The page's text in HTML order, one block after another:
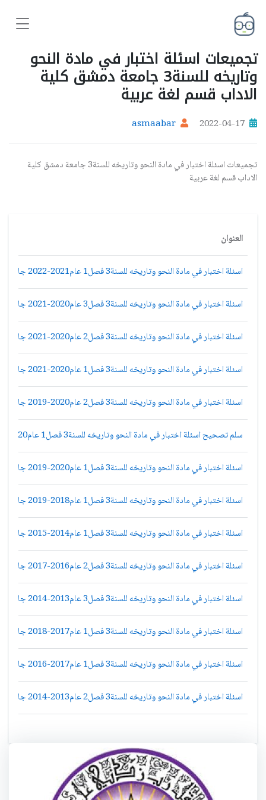
تجميعات اسئلة اختبار في مادة النحو
وتاريخه للسنة3 جامعة دمشق كلية
الاداب قسم لغة عربية
2022-04-17
asmaabar
تجميعات اسئلة اختبار في مادة النحو وتاريخه للسنة3 جامعة دمشق كلية
الاداب قسم لغة عربية
العنوان
اسئلة اختبار في مادة النحو وتاريخه للسنة3 فصل1 عام2021-2022 جامعة دمشق كلية الاداب قسم لغة عربية
اسئلة اختبار في مادة النحو وتاريخه للسنة3 فصل3 عام2020-2021 جامعة دمشق كلية الاداب قسم لغة عربية
اسئلة اختبار في مادة النحو وتاريخه للسنة3 فصل2 عام2020-2021 جامعة دمشق كلية الاداب قسم لغة عربية
اسئلة اختبار في مادة النحو وتاريخه للسنة3 فصل1 عام2020-2021 جامعة دمشق كلية الاداب قسم لغة عربية
اسئلة اختبار في مادة النحو وتاريخه للسنة3 فصل2 عام2020-2019 جامعة دمشق كلية الاداب قسم لغة عربية
سلم تصحيح اسئلة اختبار في مادة النحو وتاريخه للسنة3 فصل1 عام2020-2019 جامعة دمشق كلية الاداب قسم لغة عربية
اسئلة اختبار في مادة النحو وتاريخه للسنة3 فصل1 عام2020-2019 جامعة دمشق كلية الاداب قسم لغة عربية
اسئلة اختبار في مادة النحو وتاريخه للسنة3 فصل1 عام2018-2019 جامعة دمشق كلية الاداب قسم لغة عربية
اسئلة اختبار في مادة النحو وتاريخه للسنة3 فصل1 عام2014-2015 جامعة دمشق كلية الاداب قسم لغة عربية
اسئلة اختبار في مادة النحو وتاريخه للسنة3 فصل2 عام2016-2017 جامعة دمشق كلية الاداب قسم لغة عربية
اسئلة اختبار في مادة النحو وتاريخه للسنة3 فصل3 عام2013-2014 جامعة دمشق كلية الاداب قسم لغة عربية
اسئلة اختبار في مادة النحو وتاريخه للسنة3 فصل1 عام2017-2018 جامعة دمشق كلية الاداب قسم لغة عربية
اسئلة اختبار في مادة النحو وتاريخه للسنة3 فصل1 عام2017-2016 جامعة دمشق كلية الاداب قسم لغة عربية
اسئلة اختبار في مادة النحو وتاريخه للسنة3 فصل2 عام2013-2014 جامعة دمشق كلية الاداب قسم لغة عربية